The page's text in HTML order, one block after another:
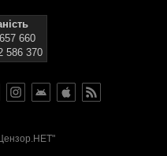
657 660
586 370